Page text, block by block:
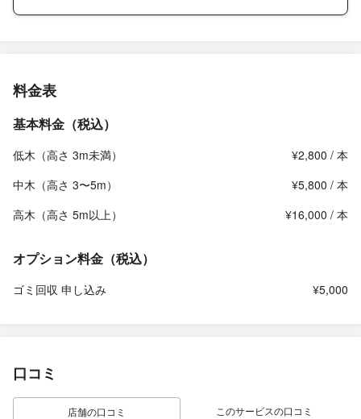
料金表
基本料金（税込）
低木（高さ 3m未満）
¥2,800 / 本
中木（高さ 3〜5m）
¥5,800 / 本
高木（高さ 5m以上）
¥16,000 / 本
オプション料金（税込）
ゴミ回収 申し込み ¥5,000
口コミ
店舗の口コミ このサービスの口コミ